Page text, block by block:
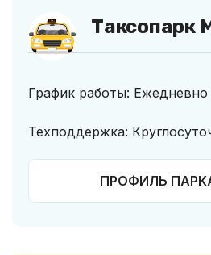
Таксопарк
График работы: Ежедневно
Техподдержка:
ПРОФИЛЬ